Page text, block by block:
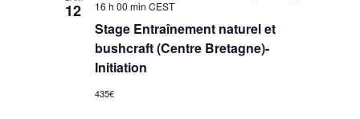
12
16 h 00 min CEST
Stage Entraînement naturel et
bushcraft (Centre Bretagne)-
Initiation
435€